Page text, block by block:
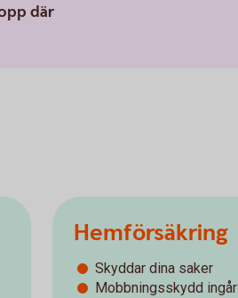
där
Hemförsäkring
Skyddar dina saker
Mobbningsskydd ingår